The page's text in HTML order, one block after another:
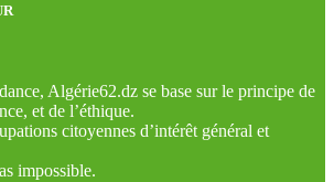
Algérie62.dz se base sur le principe de
et de l’éthique.
citoyennes d’intérêt général et
impossible.